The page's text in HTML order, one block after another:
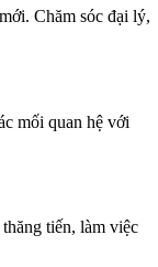
Chăm sóc đại lý,
mối quan hệ với
tiến, làm việc